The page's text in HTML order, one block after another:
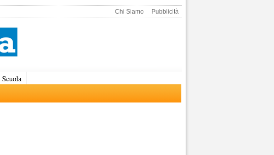
Chi Siamo Pubblicità
Scuola